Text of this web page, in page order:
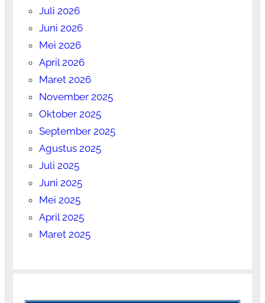
Juli 2026
Juni 2026
Mei 2026
April 2026
Maret 2026
November 2025
Oktober 2025
September 2025
Agustus 2025
Juli 2025
Juni 2025
Mei 2025
April 2025
Maret 2025